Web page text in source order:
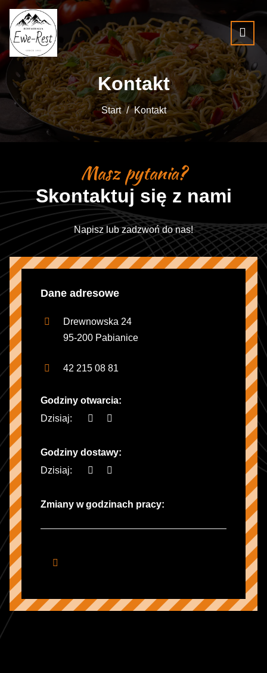
Kontakt
Start Kontakt
Masz pytania?
Skontaktuj się z nami
Napisz lub zadzwoń do nas!
Dane adresowe
Drewnowska 24
95-200 Pabianice
42 215 08 81
Godziny otwarcia:
Dzisiaj:
Godziny dostawy:
Dzisiaj:
Zmiany w godzinach pracy: